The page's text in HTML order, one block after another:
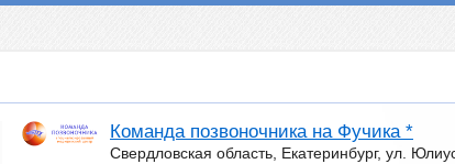
Команда позвоночника на Фучика *
Свердловская область, Екатеринбург, ул.